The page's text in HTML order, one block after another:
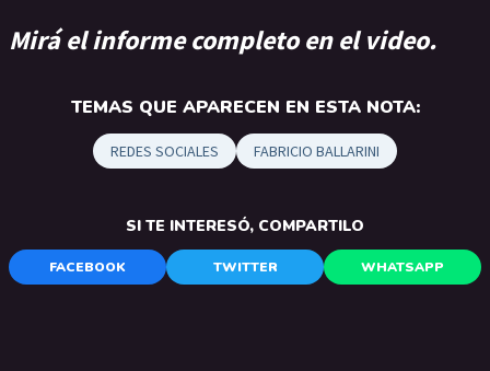
Mirá el informe completo en el video.
TEMAS QUE APARECEN EN ESTA NOTA:
REDES SOCIALES FABRICIO BALLARINI
SI TE INTERESÓ, COMPARTILO
FACEBOOK TWITTER WHATSAPP